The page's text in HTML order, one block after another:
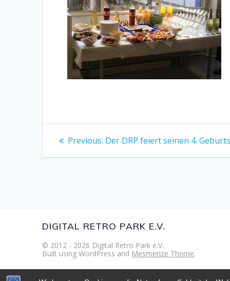
Beitragsnavigation
Previous: Previous
Der DRP feiert seinen 4.
DIGITAL RETRO PARK E.V.
© 2012 - 2026 Digital Retro Park e.V..
Built using WordPress and Mesmerize Theme.